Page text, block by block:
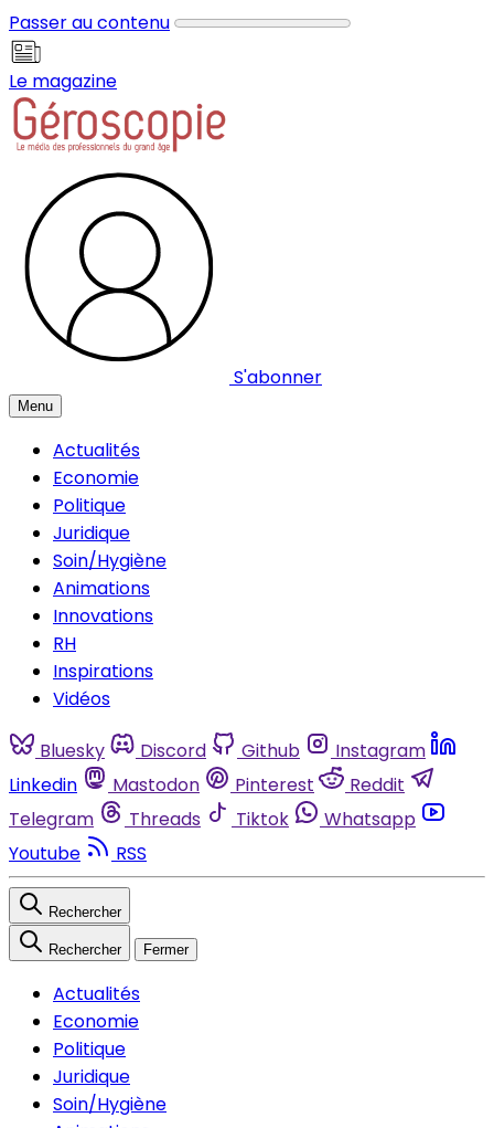
Passer au contenu
Le magazine
S'abonner
Menu
Actualités
Economie
Politique
Juridique
Soin/Hygiène
Animations
Innovations
RH
Inspirations
Vidéos
Bluesky Discord Github
Instagram
Linkedin
Mastodon Pinterest
Reddit
Telegram
Threads Tiktok
Whatsapp
Youtube
RSS
Rechercher
Rechercher Fermer
Actualités
Economie
Politique
Juridique
Soin/Hygiène
Panneau de gestion des cookies